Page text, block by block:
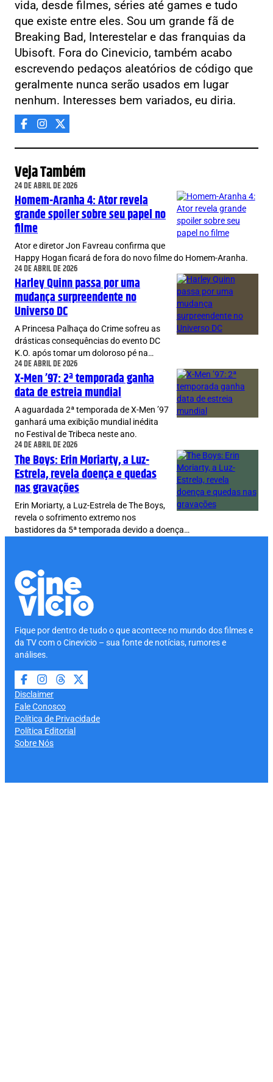
vida, desde filmes, séries até games e tudo
que existe entre eles. Sou um grande fã de
Breaking Bad, Interestelar e das franquias da
Ubisoft. Fora do Cinevicio, também acabo
escrevendo pedaços aleatórios de código que
geralmente nunca serão usados em lugar
nenhum. Interesses bem variados, eu diria.
Veja Também
24 DE ABRIL DE 2026
Homem-Aranha 4: Ator revela
grande spoiler sobre seu papel no
filme
Ator e diretor Jon Favreau confirma que
Happy Hogan ficará de fora do novo filme do Homem-Aranha.
24 DE ABRIL DE 2026
Harley Quinn passa por uma
mudança surpreendente no
Universo DC
A Princesa Palhaça do Crime sofreu as
drásticas consequências do evento DC
K.O. após tomar um doloroso pé na…
24 DE ABRIL DE 2026
X-Men ’97: 2ª temporada ganha
data de estreia mundial
A aguardada 2ª temporada de X-Men ’97
ganhará uma exibição mundial inédita
no Festival de Tribeca neste ano.
24 DE ABRIL DE 2026
The Boys: Erin Moriarty, a Luz-
Estrela, revela doença e quedas
nas gravações
Erin Moriarty, a Luz-Estrela de The Boys,
revela o sofrimento extremo nos
bastidores da 5ª temporada devido a doença…
Fique por dentro de tudo o que acontece no mundo dos filmes e
da TV com o Cinevicio – sua fonte de notícias, rumores e
análises.
Disclaimer
Fale Conosco
Política de Privacidade
Política Editorial
Sobre Nós